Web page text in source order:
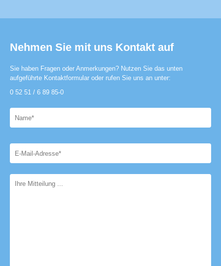
Nehmen Sie mit uns Kontakt auf
Sie haben Fragen oder Anmerkungen? Nutzen Sie das unten
aufgeführte Kontaktformular oder rufen Sie uns an unter:
0 52 51 / 6 89 85-0